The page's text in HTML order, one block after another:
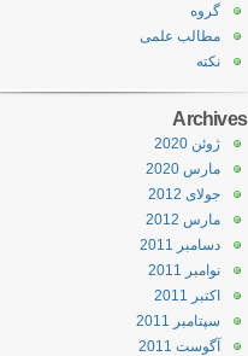
گروه
مطالب علمی
نکته
Archives
ژوئن 2020
مارس 2020
جولای 2012
مارس 2012
دسامبر 2011
نوامبر 2011
اکتبر 2011
سپتامبر 2011
آگوست 2011